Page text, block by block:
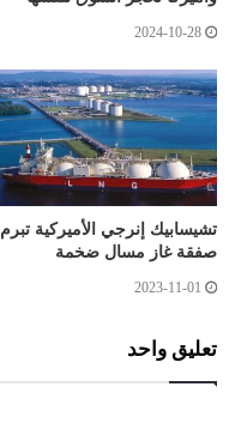
2024-10-28
تشيسابيك إنرجي الأميركية تبرم
صفقة غاز مسال ضخمة
2023-11-01
تعليق واحد